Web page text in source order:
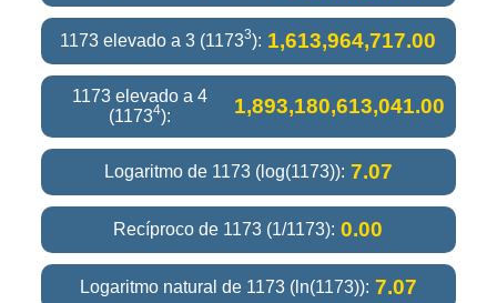
1173 elevado a 3 (11733): 1,613,964,717.00
1173 elevado a 4
(11734): 1,893,180,613,041.00
Logaritmo de 1173 (log(1173)): 7.07
Recíproco de 1173 (1/1173): 0.00
Logaritmo natural de 1173 (ln(1173)): 7.07